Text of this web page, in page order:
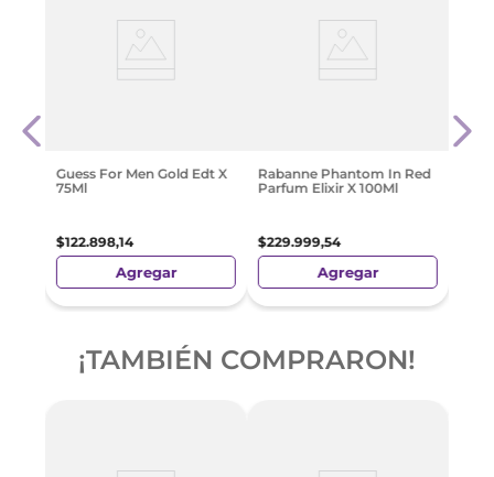
Guess For Men Gold Edt X
75Ml
$122.898,14
Agregar
Rabanne Phantom In Red
Parfum Elixir X 100Ml
$229.999,54
Agregar
¡TAMBIÉN COMPRARON!